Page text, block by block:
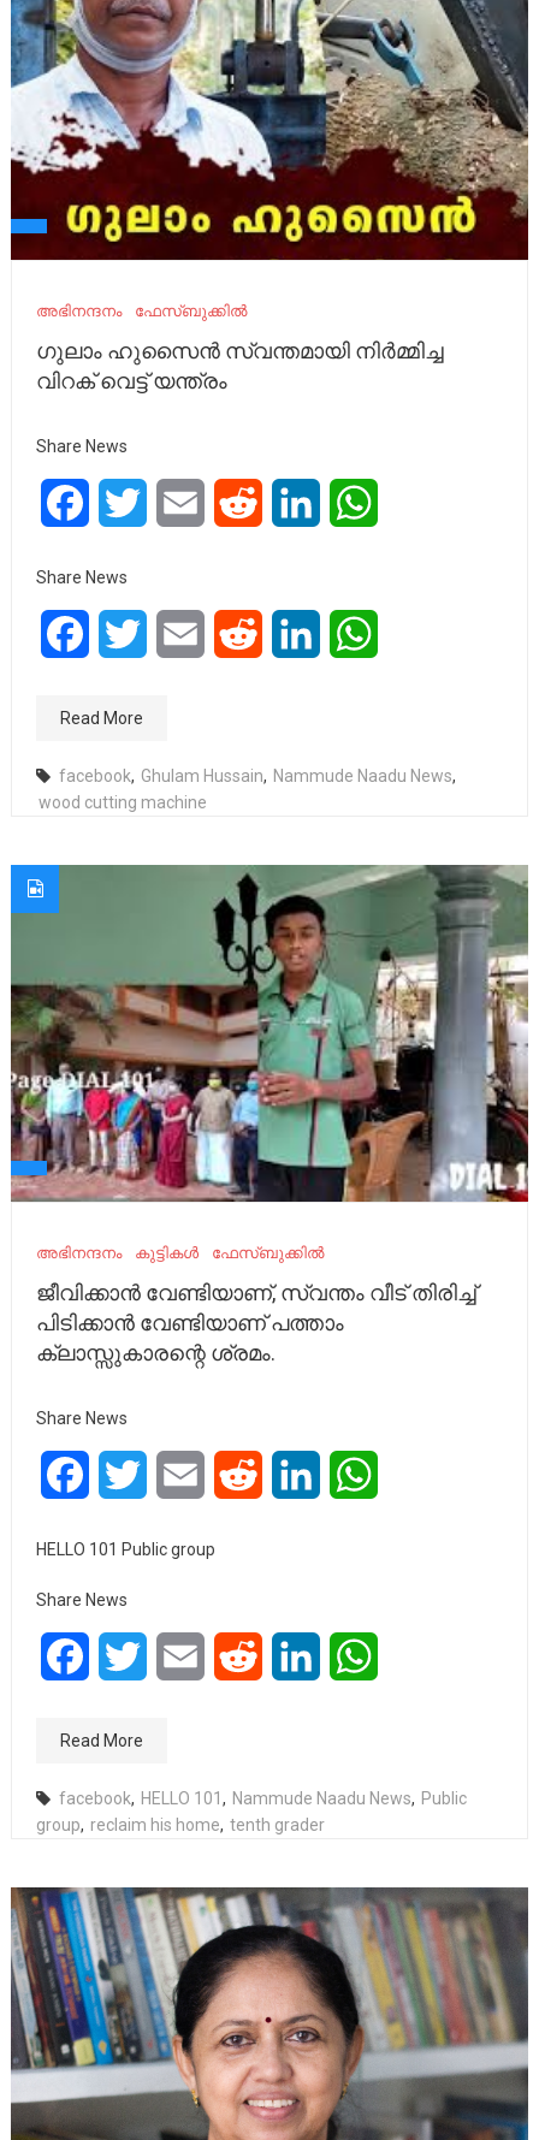
അഭിനന്ദനം ഫേസ്ബുക്കിൽ
ഗുലാം ഹുസൈൻ സ്വന്തമായി നിർമ്മിച്ച
വിറക് വെട്ട് യന്ത്രം
Share News
FacebookTwitter Email Reddit LinkedIn
Share News
FacebookTwitter Email Reddit LinkedIn
Read More
facebook, Ghulam Hussain, Nammude Naadu News,
wood cutting machine
അഭിനന്ദനം കുട്ടികൾ ഫേസ്ബുക്കിൽ
ജീവിക്കാൻ വേണ്ടിയാണ്, സ്വന്തം വീട് തിരിച്ച്
പിടിക്കാൻ വേണ്ടിയാണ് പത്താം
ക്ലാസ്സുകാരന്റെ ശ്രമം.
Share News
FacebookTwitter Email Reddit LinkedIn
HELLO 101 Public group
Share News
FacebookTwitter Email Reddit LinkedIn
Read More
facebook, HELLO 101, Nammude Naadu News, Public
group, reclaim his home, tenth grader